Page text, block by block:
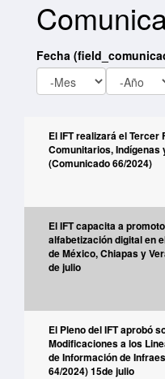
Fecha
Mes
Año
El IFT realizará el
Comunitarios,
(Comunicado 66/2024)
El IFT capacita a
alfabetización digital en
de México, Chiapas y
de julio
El Pleno del IFT aprobó
Modificaciones a los
de Información de
64/2024) 15de julio